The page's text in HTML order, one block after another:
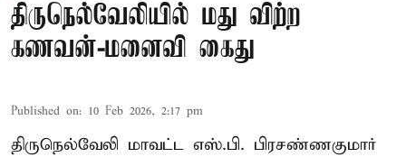
திருநெல்வேலியில் மது விற்ற
கணவன்-மனைவி கைது
Published on: 10 Feb 2026, 2:17 pm
திருநெல்வேலி மாவட்ட எஸ்.பி. பிரசண்ணகுமார்